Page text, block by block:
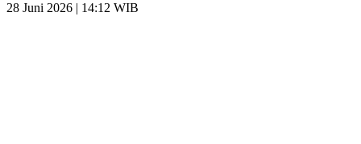
28 Juni 2026 | 14:12 WIB